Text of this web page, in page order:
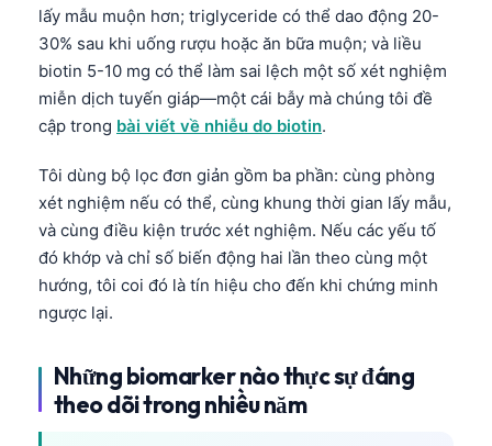
lấy mẫu muộn hơn; triglyceride có thể dao động 20-
30% sau khi uống rượu hoặc ăn bữa muộn; và liều
biotin 5-10 mg có thể làm sai lệch một số xét nghiệm
miễn dịch tuyến giáp—một cái bẫy mà chúng tôi đề
cập trong bài viết về nhiễu do biotin.
Tôi dùng bộ lọc đơn giản gồm ba phần: cùng phòng
xét nghiệm nếu có thể, cùng khung thời gian lấy mẫu,
và cùng điều kiện trước xét nghiệm. Nếu các yếu tố
đó khớp và chỉ số biến động hai lần theo cùng một
hướng, tôi coi đó là tín hiệu cho đến khi chứng minh
ngược lại.
Những biomarker nào thực sự đáng
theo dõi trong nhiều năm